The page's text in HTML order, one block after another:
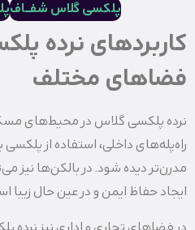
پلکسی گلاس شفــاف
کاربردهای نرده
فضاهای مختلف
نرده پلکسی گلاس در محیط‌های
راه‌پله‌های داخلی، استفاده از
مدرن‌تر دیده شود. در بالکن‌ها نیز
ایجاد حفاظ ایمن و در عین حال زیبا